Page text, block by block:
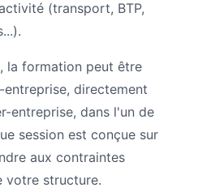
(transport, BTP,
la formation peut être
directement
entreprise, dans l'un de
session est conçue sur
aux contraintes
votre structure.